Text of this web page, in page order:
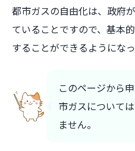
都市ガスの自由化は、政府
ていることですので、基本
することができるようになっ
このページから
市ガスについて
ません。